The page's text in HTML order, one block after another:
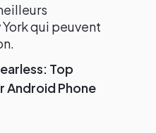
qui peuvent
Top
Android Phone